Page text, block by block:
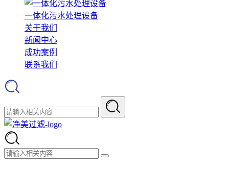
一体化污水处理设备
关于我们
新闻中心
成功案例
联系我们